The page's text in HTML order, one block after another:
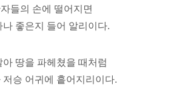
들의 손에 떨어지면
좋은지
들어 알리이다.
아 땅을 파헤쳤을 때처럼
저승 어귀에 흩어지리이다.